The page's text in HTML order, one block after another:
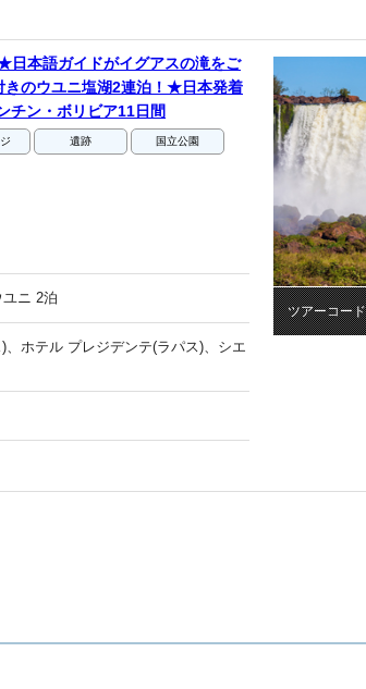
日本語ガイドがイグアスの滝をご
のウユニ塩湖2連泊！★日本発着
チン・ボリビア11日間
遺跡 国立公園
ニ 2泊
ホテル プレジデンテ(ラパス)、シエ
ツアーコー